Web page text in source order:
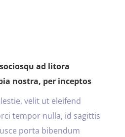
ad litora
nostra, per inceptos
velit ut eleifend
tempor nulla, id sagittis
porta bibendum